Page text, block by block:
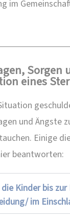
im
Sorgen
eines
und Ängste
Einige
beantworten:
Kinder bis
im